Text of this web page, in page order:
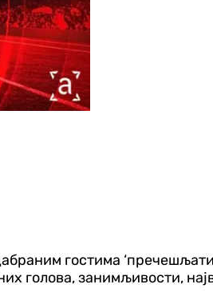
гостима
голова, занимљивости,